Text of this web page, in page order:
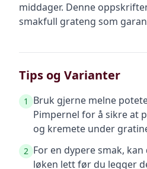
middager. Denne
smakfull grateng som
Tips og Varianter
1
Bruk gjerne melne
Pimpernel for å sikre at
og kremete under
2 For en dypere smak,
løken lett før du legger